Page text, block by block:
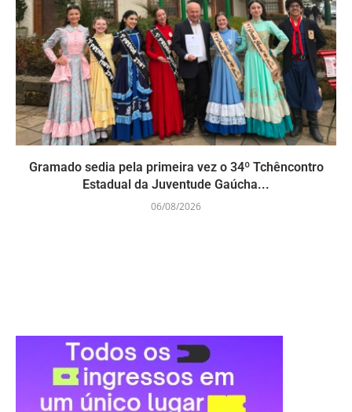
Gramado sedia pela primeira vez o 34º Tchêncontro
Estadual da Juventude Gaúcha...
06/08/2026